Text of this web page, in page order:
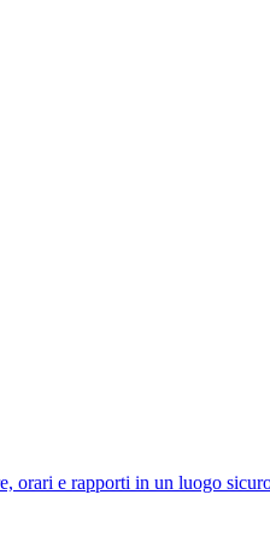
orari e rapporti in un luogo